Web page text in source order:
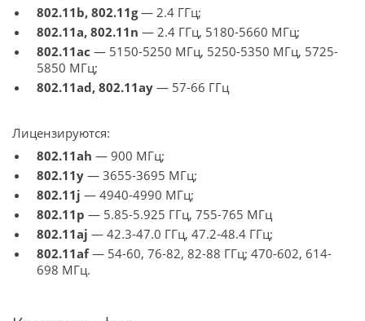
802.11b, 802.11g— 2.4 ГГц;
802.11a, 802.11n — 2.4 ГГц, 5180-5660 МГц;
802.11ac — 5150-5250 МГц, 5250-5350 МГц, 5725-
5850 МГц;
802.11ad, 802.11ay — 57-66 ГГц
Лицензируются:
802.11ah — 900 МГц;
802.11y — 3655-3695 МГц;
802.11j — 4940-4990 МГц;
802.11p — 5.85-5.925 ГГц, 755-765 МГц
802.11aj — 42.3-47.0 ГГц, 47.2-48.4 ГГц;
802.11af— 54-60, 76-82, 82-88 ГГц; 470-602, 614-
698 МГц.